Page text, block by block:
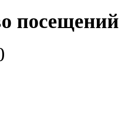
посещений